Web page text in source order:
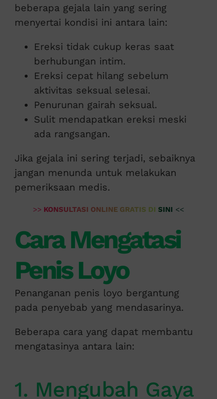
beberapa gejala lain yang sering
menyertai kondisi ini antara lain:
Ereksi tidak cukup keras saat
berhubungan intim.
Ereksi cepat hilang sebelum
aktivitas seksual selesai.
Penurunan gairah seksual.
Sulit mendapatkan ereksi meski
ada rangsangan.
Jika gejala ini sering terjadi, sebaiknya
jangan menunda untuk melakukan
pemeriksaan medis.
>> KONSULTASI ONLINE GRATIS DI SINI <<
Cara Mengatasi
Penis Loyo
Penanganan penis loyo bergantung
pada penyebab yang mendasarinya.
Beberapa cara yang dapat membantu
mengatasinya antara lain:
1. Mengubah Gaya